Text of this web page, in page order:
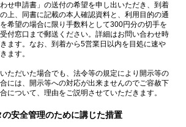
せ申請書」の送付の希望を申し出いただき、到着
上、同書に記載の本人確認資料と、利用目的の通
希望の場合に限り手数料として300円分の切手を
付窓口まで郵送ください。詳細はお問い合わせ時
ます。なお、到着から5営業日以内を目処に速や
ます。
ただいた場合でも、法令等の規定により開示等の
には、開示等への対応が出来ませんのでご容赦下
について、理由をご説明させていただきます。
安全管理のために講じた措置